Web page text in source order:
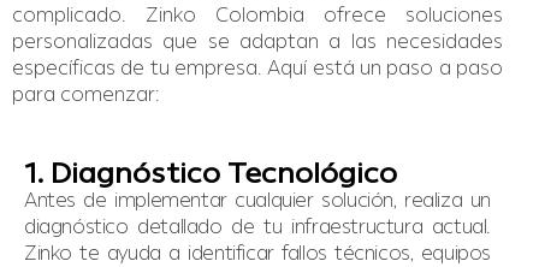
complicado. Zinko Colombia ofrece soluciones
personalizadas que se adaptan a las necesidades
específicas de tu empresa. Aquí está un paso a paso
para comenzar:
1. Diagnóstico Tecnológico
Antes de implementar cualquier solución, realiza un
diagnóstico detallado de tu infraestructura actual.
Zinko te ayuda a identificar fallos técnicos, equipos